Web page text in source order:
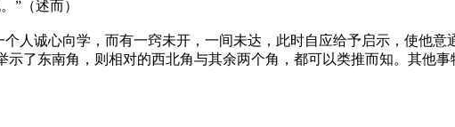
”（述而）
人诚心向学，而有一窍未开，一间未达，此时自应给予启示，使他
了东南角，则相对的西北角与其余两个角，都可以类推而知。其他